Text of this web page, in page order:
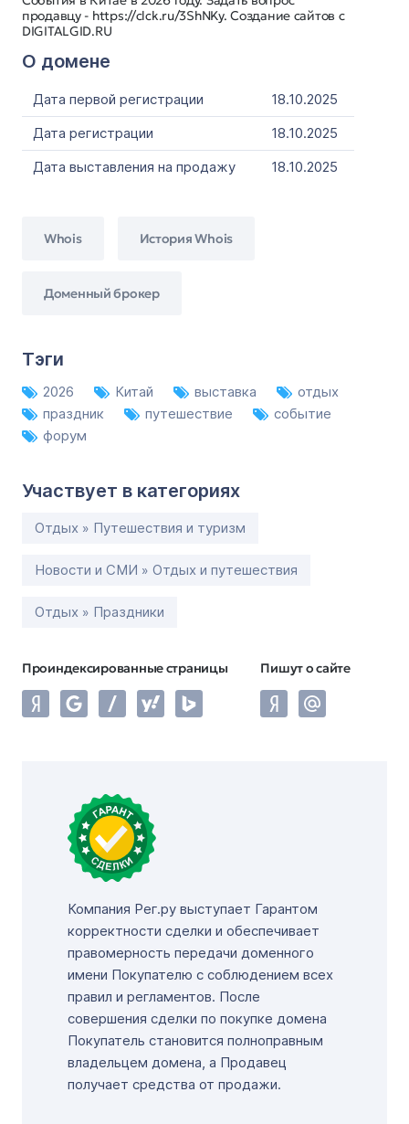
продавцу - https://clck.ru/3ShNKy. Создание сайтов с
DIGITALGID.RU
О домене
Дата первой регистрации
18.10.2025
Дата регистрации
18.10.2025
Дата выставления на продажу
18.10.2025
Whois История Whois
Доменный брокер
Тэги
2026 Китай выставка
отдых
праздник
путешествие
событие
форум
Участвует в категориях
Отдых » Путешествия и туризм
Новости и СМИ » Отдых и путешествия
Отдых » Праздники
Проиндексированные страницы Пишут о сайте
Компания Рег.ру выступает Гарантом
корректности сделки и обеспечивает
правомерность передачи доменного
имени Покупателю с соблюдением всех
правил и регламентов. После
совершения сделки по покупке домена
Покупатель становится полноправным
владельцем домена, а Продавец
получает средства от продажи.